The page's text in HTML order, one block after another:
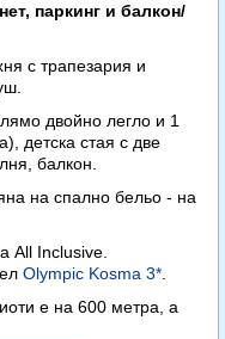
паркинг и балкон/
с трапезария и
двойно легло и 1
детска стая с две
балкон.
на спално бельо - на
All Inclusive.
Olympic Kosma 3*
е на 600 метра, а